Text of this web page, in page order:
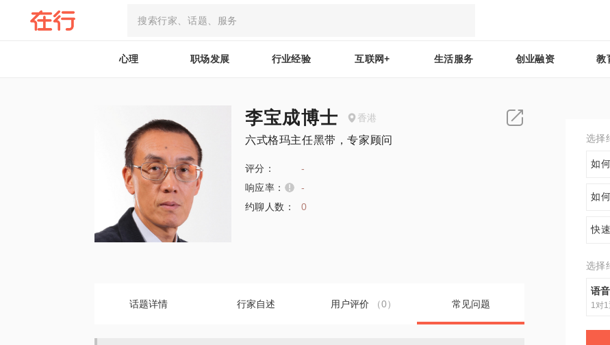
心理 职场发展 行业经验 互联网+ 生活服务 创业融资 教
李宝成博士 香港
六式格玛主任黑带，专家顾问
评分：
-
响应率：
-
约聊人数：
0
话题详情 行家自述 用户评价 （0） 常见问题
选择
如
如
快
选择
语
1对